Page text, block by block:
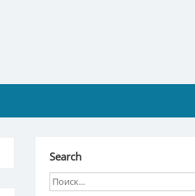
Search